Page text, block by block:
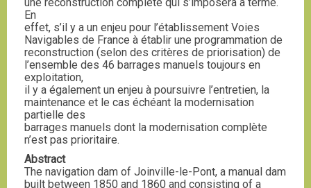
une reconstruction complète qui s’imposera à terme.
En
effet, s’il y a un enjeu pour l’établissement Voies
Navigables de France à établir une programmation de
reconstruction (selon des critères de priorisation) de
l’ensemble des 46 barrages manuels toujours en
exploitation,
il y a également un enjeu à poursuivre l’entretien, la
maintenance et le cas échéant la modernisation
partielle des
barrages manuels dont la modernisation complète
n’est pas prioritaire.
Abstract
The navigation dam of Joinville-le-Pont, a manual dam
built between 1850 and 1860 and consisting of a